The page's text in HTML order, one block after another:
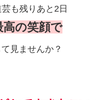
も残りあと2日
高の笑顔で
て見ませんか？